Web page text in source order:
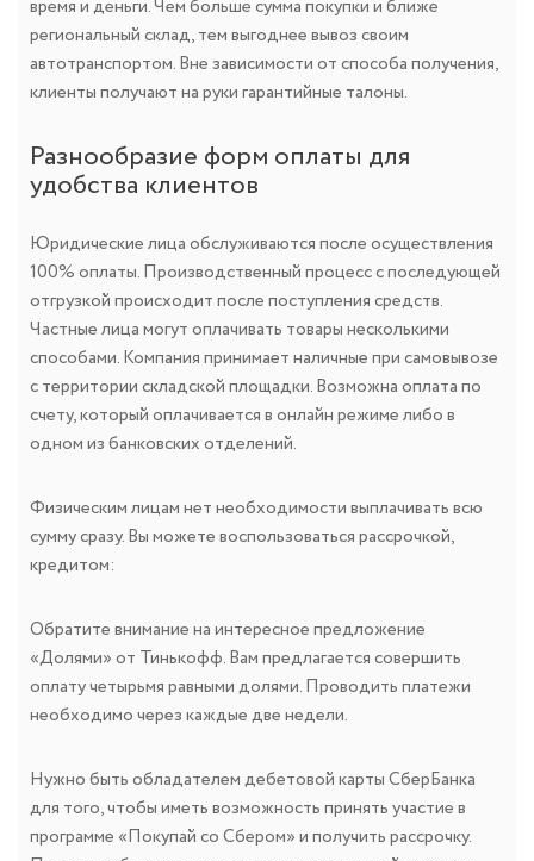
время и деньги. Чем больше сумма покупки и ближе
региональный склад, тем выгоднее вывоз своим
автотранспортом. Вне зависимости от способа получения,
клиенты получают на руки гарантийные талоны.
Разнообразие форм оплаты для
удобства клиентов
Юридические лица обслуживаются после осуществления
100% оплаты. Производственный процесс с последующей
отгрузкой происходит после поступления средств.
Частные лица могут оплачивать товары несколькими
способами. Компания принимает наличные при самовывозе
с территории складской площадки. Возможна оплата по
счету, который оплачивается в онлайн режиме либо в
одном из банковских отделений.
Физическим лицам нет необходимости выплачивать всю
сумму сразу. Вы можете воспользоваться рассрочкой,
кредитом:
Обратите внимание на интересное предложение
«Долями» от Тинькофф. Вам предлагается совершить
оплату четырьмя равными долями. Проводить платежи
необходимо через каждые две недели.
Нужно быть обладателем дебетовой карты СберБанка
для того, чтобы иметь возможность принять участие в
программе «Покупай со Сбером» и получить рассрочку.